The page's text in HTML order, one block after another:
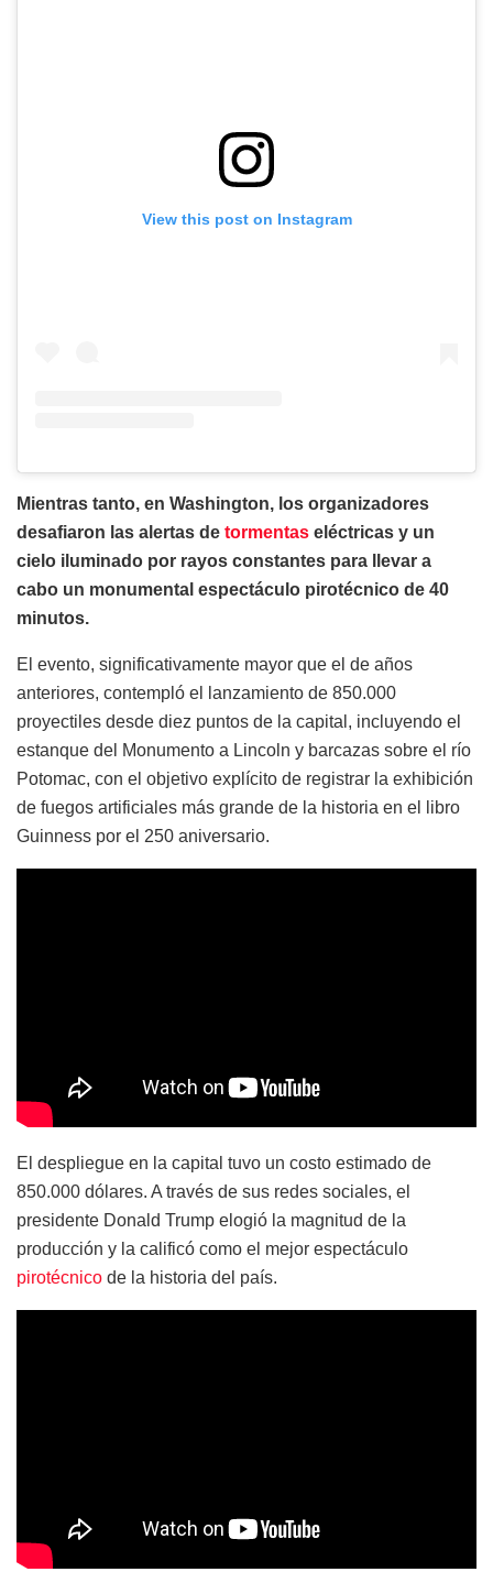
View this post on Instagram
Mientras tanto, en Washington, los organizadores
desafiaron las alertas de tormentas eléctricas y un
cielo iluminado por rayos constantes para llevar a
cabo un monumental espectáculo pirotécnico de 40
minutos.
El evento, significativamente mayor que el de años
anteriores, contempló el lanzamiento de 850.000
proyectiles desde diez puntos de la capital, incluyendo el
estanque del Monumento a Lincoln y barcazas sobre el río
Potomac, con el objetivo explícito de registrar la exhibición
de fuegos artificiales más grande de la historia en el libro
Guinness por el 250 aniversario.
El despliegue en la capital tuvo un costo estimado de
850.000 dólares. A través de sus redes sociales, el
presidente Donald Trump elogió la magnitud de la
producción y la calificó como el mejor espectáculo
pirotécnico de la historia del país.